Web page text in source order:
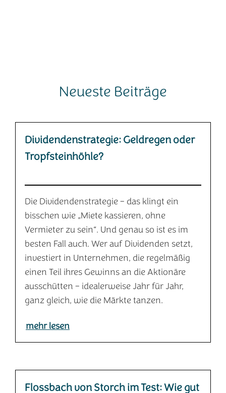
Neueste Beiträge
Dividendenstrategie: Geldregen oder
Tropfsteinhöhle?
Die Dividendenstrategie – das klingt ein
bisschen wie „Miete kassieren, ohne
Vermieter zu sein“. Und genau so ist es im
besten Fall auch. Wer auf Dividenden setzt,
investiert in Unternehmen, die regelmäßig
einen Teil ihres Gewinns an die Aktionäre
ausschütten – idealerweise Jahr für Jahr,
ganz gleich, wie die Märkte tanzen.
mehr lesen
Flossbach von Storch im Test: Wie gut